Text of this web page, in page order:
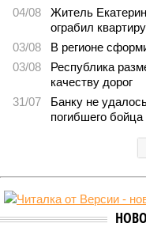
04/08
Житель
ограбил
03/08
В регионе
03/08
Республика
качеству дорог
31/07
Банку не
погибшего